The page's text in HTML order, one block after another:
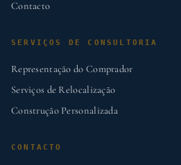
Contacto
SERVIÇOS DE CONSULTORIA
Representação do Comprador
Serviços de Relocalização
Construção Personalizada
CONTACTO